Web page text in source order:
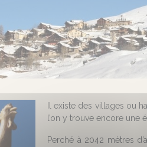
Il existe des villages ou
l’on y trouve encore une
Perché à 2042 mètres